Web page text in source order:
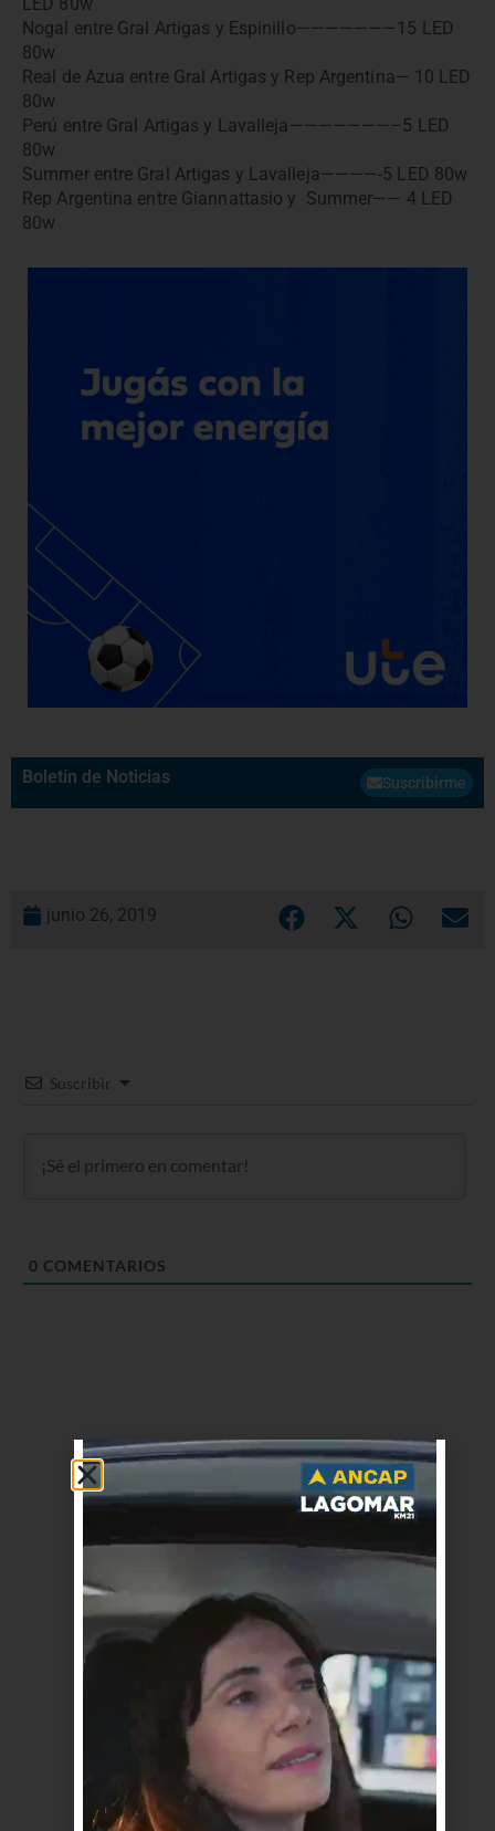
Nogal entre Gral Artigas y Espinillo———————15 LED
80w
Real de Azua entre Gral Artigas y Rep Argentina— 10 LED
80w
Perú entre Gral Artigas y Lavalleja———————–5 LED
80w
Summer entre Gral Artigas y Lavalleja————-5 LED 80w
Rep Argentina entre Giannattasio y Summer—— 4 LED
80w
Boletín de Noticias Suscribirme
junio 26, 2019
Suscribir
0 COMENTARIOS